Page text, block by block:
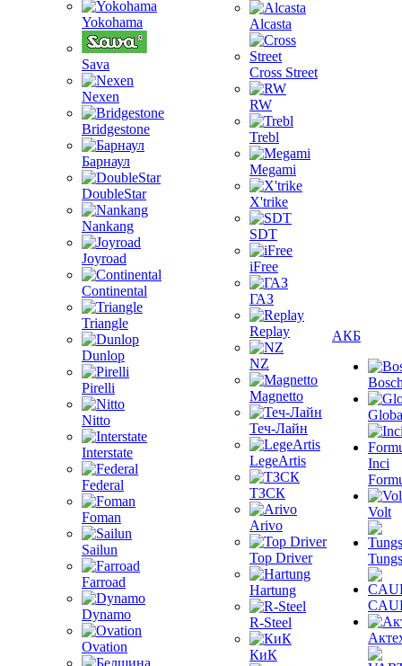
Yokohama
Sava
Nexen
Bridgestone
Барнаул
DoubleStar
Nankang
Joyroad
Continental
Triangle
Dunlop
Pirelli
Nitto
Interstate
Federal
Foman
Sailun
Farroad
Dynamo
Ovation
Alcasta
Cross Street
RW
Trebl
Megami
X'trike
SDT
iFree
ГАЗ
Replay
NZ
Magnetto
Теч-Лайн
LegeArtis
ТЗСК
Arivo
Top Driver
Hartung
R-Steel
КиК
АКБ
Inci
Volt